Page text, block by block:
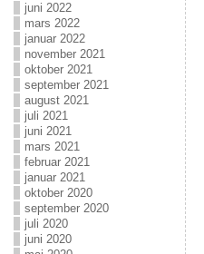
juni 2022
mars 2022
januar 2022
november 2021
oktober 2021
september 2021
august 2021
juli 2021
juni 2021
mars 2021
februar 2021
januar 2021
oktober 2020
september 2020
juli 2020
juni 2020